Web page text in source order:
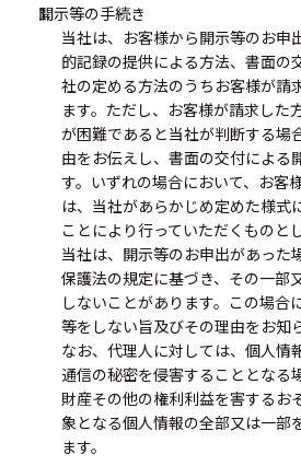
開示等の手続き
当社は、お客様から開示等のお申
的記録の提供による方法、書面の
社の定める方法のうちお客様が請
ます。ただし、お客様が請求した
が困難であると当社が判断する場
由をお伝えし、書面の交付による
す。いずれの場合において、お客
は、当社があらかじめ定めた様式
ことにより行っていただくものと
当社は、開示等のお申出があった
保護法の規定に基づき、その一部
しないことがあります。この場合
等をしない旨及びその理由をお知
なお、代理人に対しては、個人情
通信の秘密を侵害することとなる
財産その他の権利利益を害するお
象となる個人情報の全部又は一部
ます。